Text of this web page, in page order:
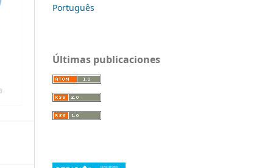
Português
Últimas publicaciones